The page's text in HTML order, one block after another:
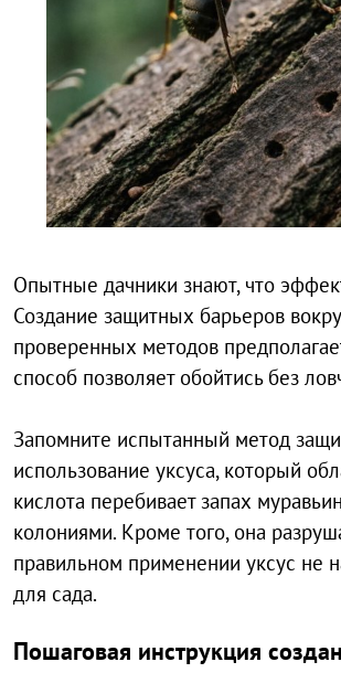
Опытные дачники знают, что
Создание защитных барьеров
проверенных методов
способ позволяет обойтись без
Запомните испытанный метод
использование уксуса, который
кислота перебивает запах
колониями. Кроме того, она
правильном применении уксус не
для сада.
Пошаговая инструкция